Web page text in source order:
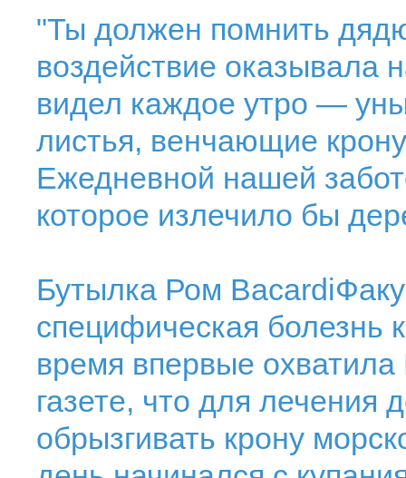
"Ты должен помнить
воздействие оказывала
видел каждое утро —
листья, венчающие
Ежедневной нашей
которое излечило бы
Бутылка Ром
специфическая болезнь
время впервые
газете, что для лечения
обрызгивать крону